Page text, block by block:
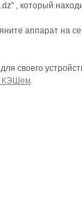
, который
аппарат на
своего
КЭШем.